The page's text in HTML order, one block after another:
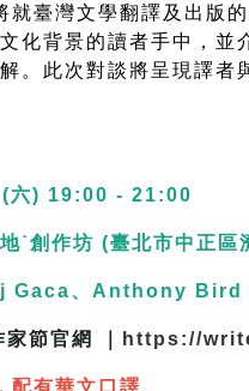
就臺灣文學翻譯及出版
化背景的讀者手中，
。此次對談將呈現譯
六) 19:00 - 21:00
˙創作坊 (臺北市中正區
Gaca、Anthony Bird
節官網 ｜ https://
配有華文口譯